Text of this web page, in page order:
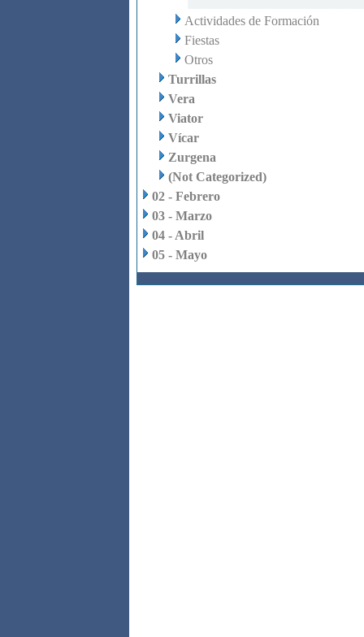
Actividades de Formación
Fiestas
Otros
Turrillas
Vera
Viator
Vícar
Zurgena
(Not Categorized)
02 - Febrero
03 - Marzo
04 - Abril
05 - Mayo